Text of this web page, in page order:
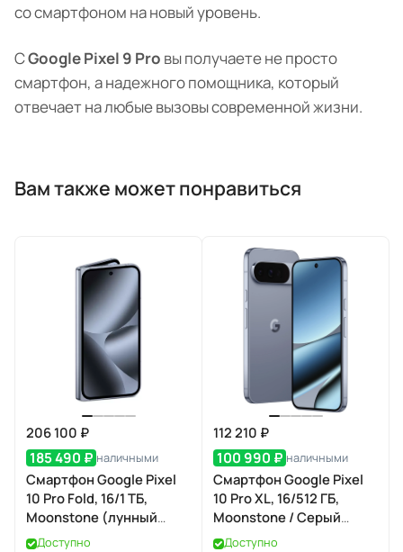
со смартфоном на новый уровень.
СGoogle Pixel 9 Pro вы получаете не просто
смартфон, а надежного помощника, который
отвечает на любые вызовы современной жизни.
Вам также может понравиться
206 100 ₽
185 490 ₽ наличными
Смартфон Google Pixel
10 Pro Fold, 16/1 ТБ,
Moonstone (лунный
камень)
Доступно
112 210 ₽
100 990 ₽ наличными
Смартфон Google Pixel
10 Pro XL, 16/512 ГБ,
Moonstone / Серый
Лунный Камень
Доступно